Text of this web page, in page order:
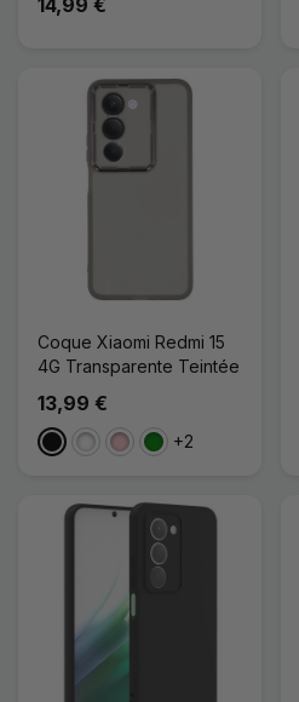
Coque Xiaomi Redmi 15
4G Transparente Teintée
13,99 €
NoirBlancRoseVert+2